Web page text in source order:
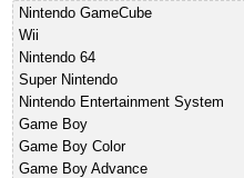
Nintendo GameCube
Wii
Nintendo 64
Super Nintendo
Nintendo Entertainment System
Game Boy
Game Boy Color
Game Boy Advance